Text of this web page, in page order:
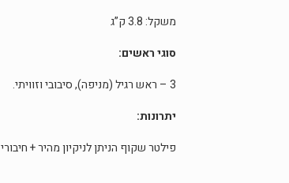
משקל: 3.8 ק”ג
סוגי ראשים:
3 – ראש רגיל (מניפה), סיבובי וזוויתי.
יתרונות:
פילטר שקוף הניתן לניקיון מהיר + חיבורי SDS